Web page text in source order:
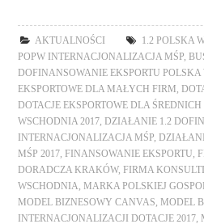
AKTUALNOŚCI 1.2 POLSKA
POPW INTERNACJONALIZACJA MŚP ,
DOFINANSOWANIE EKSPORTU
EKSPORTOWE DLA MAŁYCH FIRM ,
DOTACJE EKSPORTOWE DLA ŚREDNICH
WSCHODNIA 2017 ,DZIAŁANIE 1.2
INTERNACJONALIZACJA MŚP ,
MŚP 2017 ,FINANSOWANIE EKSPORTU ,
DORADCZA KRAKÓW,FIRMA
WSCHODNIA ,MARKA POLSKIEJ
MODEL BIZNESOWY CANVAS ,MODEL
INTERNACJONALIZACJI DOTACJE 2017 ,